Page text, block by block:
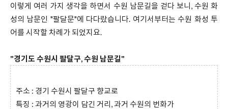
이렇게 여러 가지 생각을 하면서 수원 남문길을 걷다 보니, 수원 화
성의 남문인 "팔달문"에 다다랐습니다. 여기서부터는 수원 화성 투
어를 시작할 차례가 되었지요.
"경기도 수원시 팔달구, 수원 남문길"
주소 : 경기 수원시 팔달구 향교로
특징 : 과거의 영광이 담긴 거리, 과거 수원의 번화가